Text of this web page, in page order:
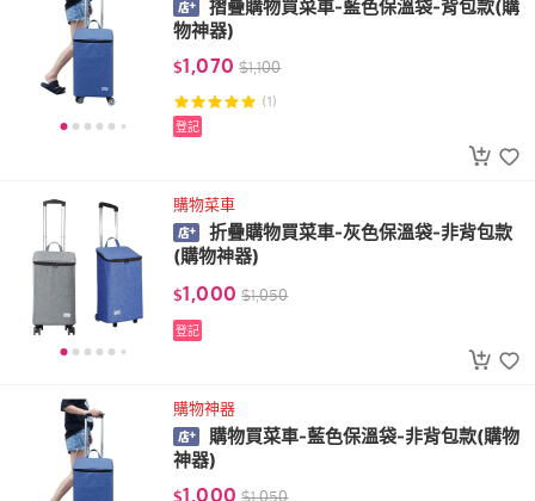
摺疊購物買菜車-藍色保溫袋-背包款(購
物神器)
$1,070 $1,100
(1)
登記
購物菜車
折疊購物買菜車-灰色保溫袋-非背包款
(購物神器)
$1,000 $1,050
登記
購物神器
購物買菜車-藍色保溫袋-非背包款(購物
神器)
$1,000 $1,050